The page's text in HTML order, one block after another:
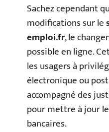
Sachez cependant
modifications sur le
emploi.fr, le
possible en ligne.
les usagers à
électronique ou
accompagné des
pour mettre à jour
bancaires.